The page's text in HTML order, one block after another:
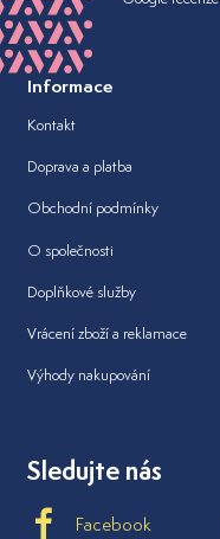
Informace
Kontakt
Doprava a platba
Obchodní podmínky
O společnosti
Doplňkové služby
Vrácení zboží a reklamace
Výhody nakupování
Sledujte nás
Facebook